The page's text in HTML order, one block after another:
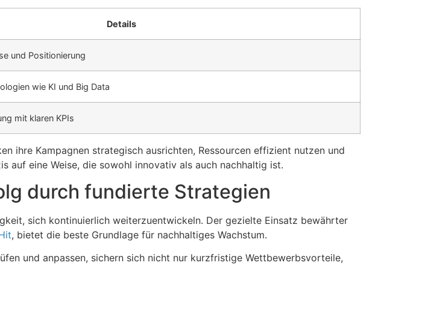
Details
und Positionierung
wie KI und Big Data
mit klaren KPIs
ihre Kampagnen strategisch ausrichten, Ressourcen effizient nutzen und
auf eine Weise, die sowohl innovativ als auch nachhaltig ist.
durch fundierte Strategien
sich kontinuierlich weiterzuentwickeln. Der gezielte Einsatz bewährter
, bietet die beste Grundlage für nachhaltiges Wachstum.
und anpassen, sichern sich nicht nur kurzfristige Wettbewerbsvorteile,